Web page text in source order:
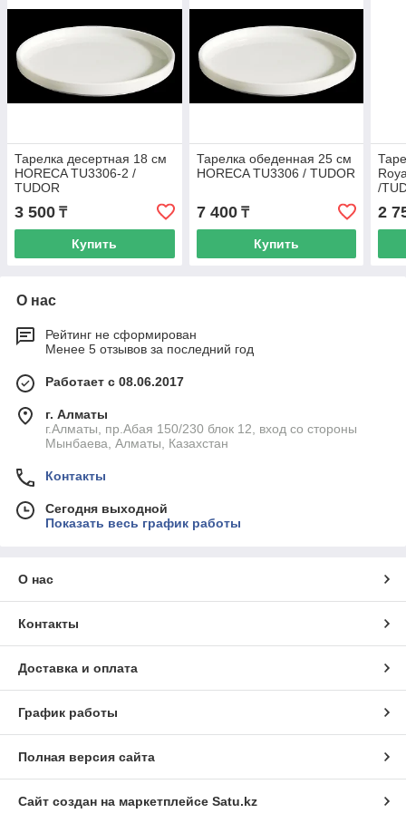
Тарелка десертная 18 см
HORECA TU3306-2 /
TUDOR
3 500 ₸
Купить
Тарелка обеденная 25 см
HORECA TU3306 / TUDOR
7 400₸
Купить
/
2
О нас
Рейтинг не сформирован
Менее 5 отзывов за последний год
Работает с 08.06.2017
г. Алматы
г.Алматы, пр.Абая 150/230 блок 12, вход со стороны
Мынбаева, Алматы, Казахстан
Контакты
Сегодня выходной
Показать весь график работы
О нас
Контакты
Доставка и оплата
График работы
Полная версия сайта
Сайт создан на маркетплейсе Satu.kz